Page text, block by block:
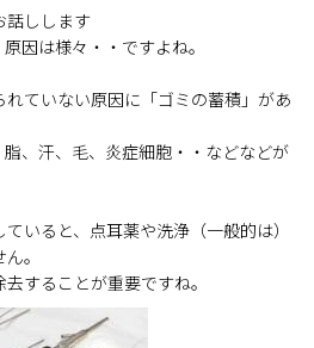
話しします
因は様々・・ですよね。
ていない原因に「ゴミの蓄積」があ
、汗、毛、炎症細胞・・などなどが
いると、点耳薬や洗浄（一般的は）
。
することが重要ですね。